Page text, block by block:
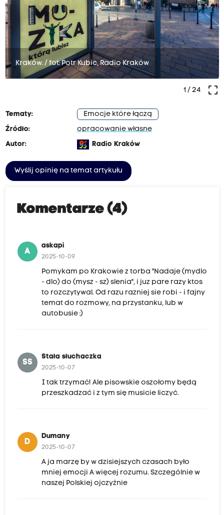
Kraków. / fot: Potr Kubic, Radio Kraków
crop_free
1 / 24
Tematy:
Emocje które łączą
Źródło:
opracowanie własne
Autor:
Radio Kraków
Wyślij opinię na temat artykułu
Komentarze (4)
A
askapi
2025-10-09
Pomykam po Krakowie z torba "Nadaje (mydlo
- dlo) do (mysz - sz) slenia", i juz pare razy ktos
to rozczytywal. Od razu razniej sie robi - i fajny
temat do rozmowy, na przystanku, lub w
autobusie :)
SS
Stała słuchaczka
2025-10-07
I tak trzymać! Ale pisowskie oszołomy będą
przeszkadzać i z tym się musicie liczyć.
D
Dumany
2025-10-07
A ja marzę by w dzisiejszych czasach było
mniej emocji A więcej rozumu. Szczególnie w
naszej Polskiej ojczyźnie